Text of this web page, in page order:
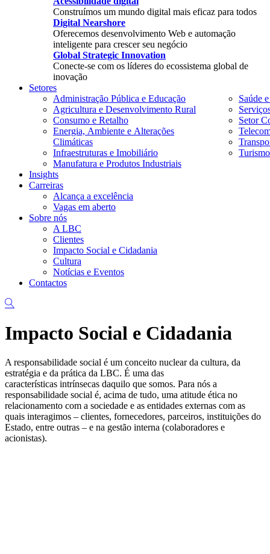
Construímos um mundo digital mais eficaz para todos
Digital Nearshore
Oferecemos desenvolvimento Web e automação
inteligente para crescer seu negócio
Global Strategic Innovation
Conecte-se com os líderes do ecossistema global de
inovação
Setores
Administração Pública e Educação
Agricultura e Desenvolvimento Rural
Consumo e Retalho
Energia, Ambiente e Alterações
Climáticas
Infraestruturas e Imobiliário
Manufatura e Produtos Industriais
Saúde
Setor
Insights
Carreiras
Alcança a excelência
Vagas em aberto
Sobre nós
A LBC
Clientes
Impacto Social e Cidadania
Cultura
Notícias e Eventos
Contactos
Impacto Social e Cidadania
A responsabilidade social é um conceito nuclear da cultura, da
estratégia e da prática da LBC. É uma das
características intrínsecas daquilo que somos. Para nós a
responsabilidade social é, acima de tudo, uma atitude ética no
relacionamento com a sociedade e as entidades externas com as
quais interagimos – clientes, fornecedores, parceiros, instituições do
Estado, entre outras – e na gestão interna (colaboradores e
acionistas).